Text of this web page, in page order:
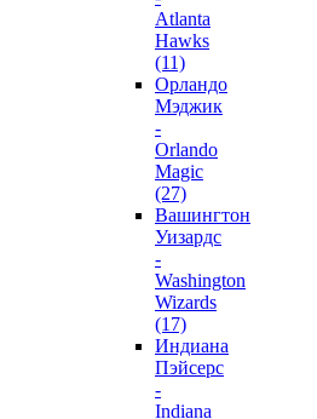
Atlanta
Hawks
(11)
Орландо
Мэджик
-
Orlando
Magic
(27)
Вашингтон
Уизардс
-
Washington
Wizards
(17)
Индиана
Пэйсерс
-
Indiana